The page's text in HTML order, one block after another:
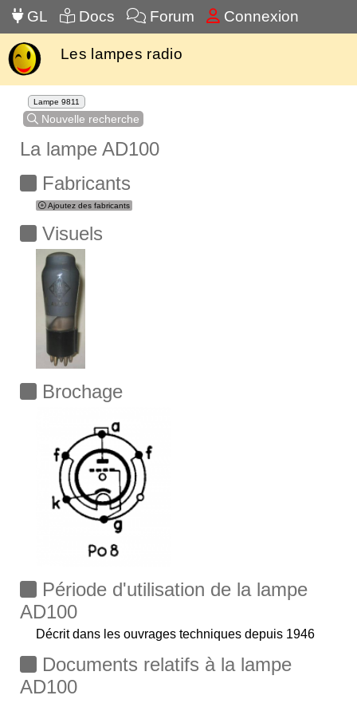
GL Docs Forum Connexion
Les lampes radio
Lampe 9811
Nouvelle recherche
La lampe AD100
Fabricants
Ajoutez des fabricants
Visuels
Brochage
Période d'utilisation de la lampe
AD100
Décrit dans les ouvrages techniques depuis 1946
Documents relatifs à la lampe
AD100